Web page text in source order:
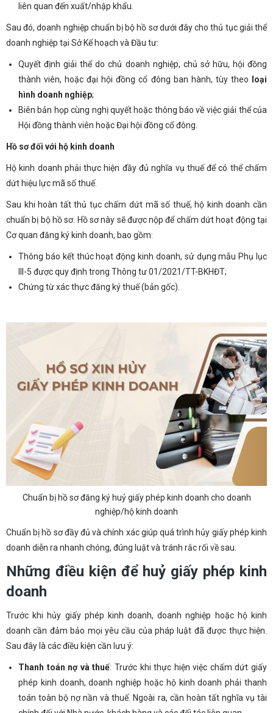
liên quan đến xuất/nhập khẩu.
Sau đó, doanh nghiệp chuẩn bị bộ hồ sơ dưới đây cho thủ tục giải thể
doanh nghiệp tại Sở Kế hoạch và Đầu tư:
Quyết định giải thể do chủ doanh nghiệp, chủ sở hữu, hội đồng
thành viên, hoặc đại hội đồng cổ đông ban hành, tùy theo
loại
hình doanh nghiệp;
Biên bản họp cùng nghị quyết hoặc thông báo về việc giải thể của
Hội đồng thành viên hoặc Đại hội đồng cổ đông.
Hồ sơ đối với hộ kinh doanh
Hộ kinh doanh phải thực hiện đầy đủ nghĩa vụ thuế để có thể chấm
dứt hiệu lực mã số thuế.
Sau khi hoàn tất thủ tục chấm dứt mã số thuế, hộ kinh doanh cần
chuẩn bị bộ hồ sơ. Hồ sơ này sẽ được nộp để chấm dứt hoạt động tại
Cơ quan đăng ký kinh doanh, bao gồm:
Thông báo kết thúc hoạt động kinh doanh, sử dụng mẫu Phụ lục
III-5 được quy định trong Thông tư 01/2021/TT-BKHĐT;
Chứng từ xác thực đăng ký thuế (bản gốc).
Chuẩn bị hồ sơ đăng ký huỷ giấy phép kinh doanh cho doanh
nghiệp/hộ kinh doanh
Chuẩn bị hồ sơ đầy đủ và chính xác giúp quá trình hủy giấy phép kinh
doanh diễn ra nhanh chóng, đúng luật và tránh rắc rối về sau.
Những điều kiện để huỷ giấy phép kinh
doanh
Trước khi hủy giấy phép kinh doanh, doanh nghiệp hoặc hộ kinh
doanh cần đảm bảo mọi yêu cầu của pháp luật đã được thực hiện.
Sau đây là các điều kiện cần lưu ý:
Thanh toán nợ và thuế: Trước khi thực hiện việc chấm dứt giấy
phép kinh doanh, doanh nghiệp hoặc hộ kinh doanh phải thanh
toán toàn bộ nợ nần và thuế. Ngoài ra, cần hoàn tất nghĩa vụ tài